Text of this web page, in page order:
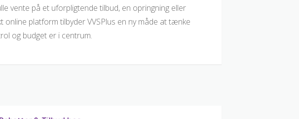
vente på et uforpligtende tilbud, en opringning eller
platform tilbyder VVSPlus en ny måde at tænke
og budget er i centrum.